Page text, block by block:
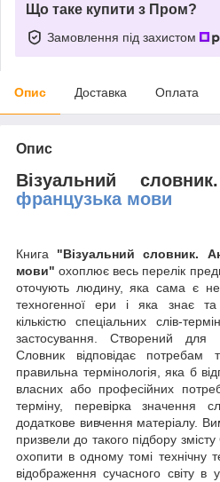
Що таке купити з Пром?
Замовлення під захистом
Опис Доставка Оплата
Опис
Візуальний
французька мови
Книга "Візуальний словник.
мови" охоплює весь перелік
оточують людину, яка сама є
техногенної ери і яка знає та
кількістю спеціальних слів-
застосування. Створений для
Словник відповідає потребам
правильна термінологія, яка б
власних або професійних
терміну, перевірка значення
додаткове вивчення матеріалу.
призвели до такого підбору
охопити в одному томі технічну
відображення сучасного світу